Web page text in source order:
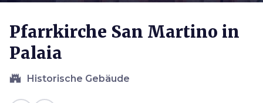
Pfarrkirche San Martino in
Palaia
castle Historische Gebäude